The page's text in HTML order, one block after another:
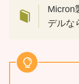
Micron
デルな